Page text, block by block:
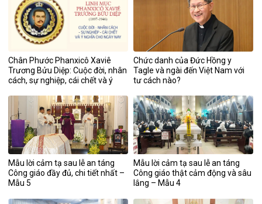
Chân Phước Phanxicô Xaviê
Trương Bửu Diệp: Cuộc đời, nhân
cách, sự nghiệp, cái chết và ý
Chức danh của Đức Hồng y
Tagle và ngài đến Việt Nam với
tư cách nào?
Mẫu lời cảm tạ sau lễ an táng
Công giáo đầy đủ, chi tiết nhất –
Mẫu 5
Mẫu lời cảm tạ sau lễ an táng
Công giáo thật cảm động và sâu
lắng – Mẫu 4